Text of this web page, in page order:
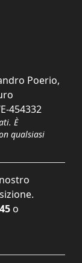
Poerio,
454332
È
qualsiasi
o